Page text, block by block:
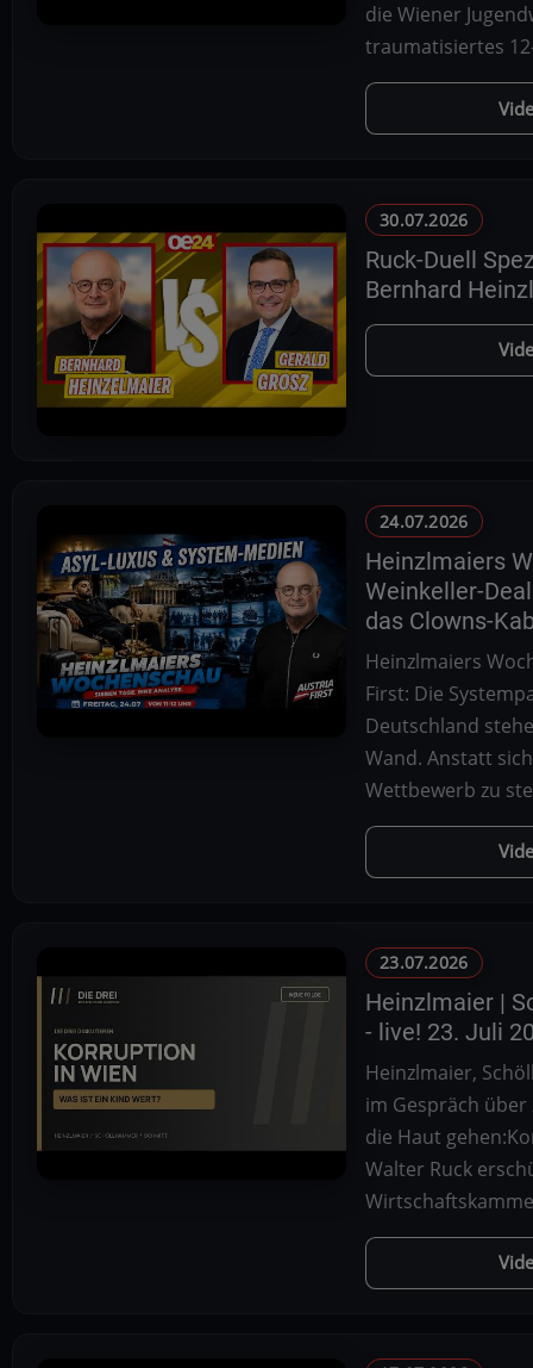
die Wiener
traumatisiertes
30.07.2026
Ruck-Duell
Bernhard
24.07.2026
Heinzlmaiers
Weinkeller-
das Clowns-
Heinzlmaiers
First: Die
Deutschland
Wand. Anstatt
Wettbewerb zu
23.07.2026
Heinzlmaier |
- live! 23. Juli
Heinzlmaier,
im Gespräch
die Haut
Walter Ruck